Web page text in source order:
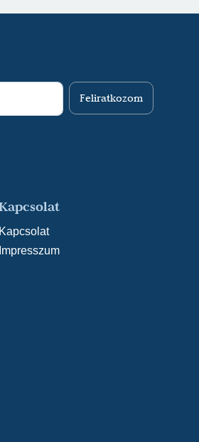
Feliratkozom
Kapcsolat
Impresszum